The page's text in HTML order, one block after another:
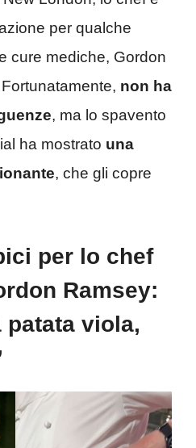
per qualche
cure mediche, Gordon
non ha
, ma lo spavento
ha mostrato una
, che gli copre
per lo chef
Ramsey:
patata viola,